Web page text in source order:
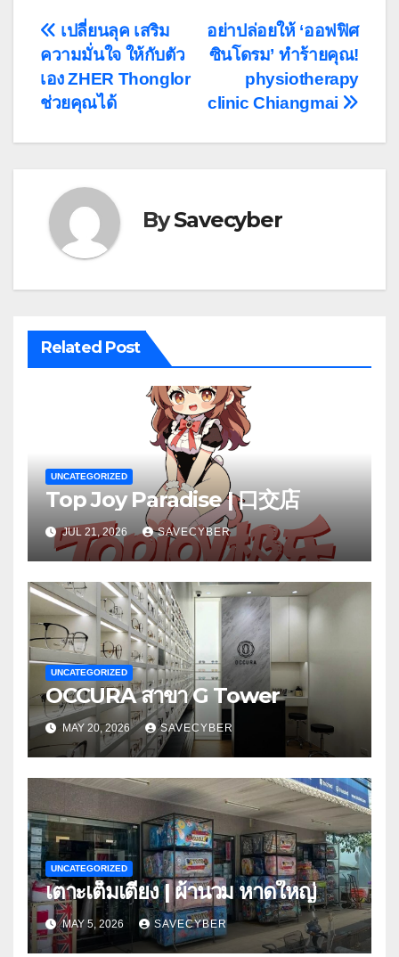
Post
navigation
อย่าปล่อยให้ ‘ออฟฟิศ
ซินโดรม’ ทำร้ายคุณ!
physiotherapy
clinic Chiangmai
เปลี่ยนลุค เสริม
ความมั่นใจ ให้กับตัว
เอง ZHER Thonglor
ช่วยคุณได้
BySavecyber
Related Post
UNCATEGORIZED
Top Joy Paradise | 口交店
JUL 21, 2026 SAVECYBER
UNCATEGORIZED
OCCURA สาขา G Tower
MAY 20, 2026 SAVECYBER
UNCATEGORIZED
เตาะเต็มเตียง | ผ้านวม หาดใหญ่
MAY 5, 2026 SAVECYBER